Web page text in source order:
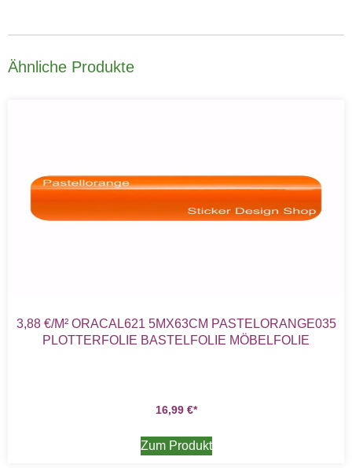
Ähnliche Produkte
3,88 €/M² ORACAL621 5MX63CM PASTELORANGE035
PLOTTERFOLIE BASTELFOLIE MÖBELFOLIE
16,99 €
Zum Produkt